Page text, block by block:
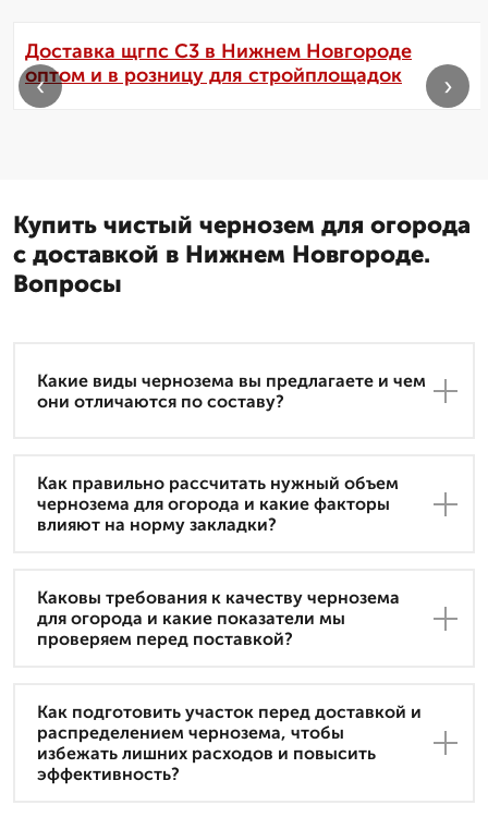
Доставка щгпс С3 в Нижнем Новгороде
оптом и в розницу для стройплощадок
‹ ›
Купить чистый чернозем для огорода
с доставкой в Нижнем Новгороде.
Вопросы
Какие виды чернозема вы предлагаете и чем
они отличаются по составу?
Как правильно рассчитать нужный объем
чернозема для огорода и какие факторы
влияют на норму закладки?
Каковы требования к качеству чернозема
для огорода и какие показатели мы
проверяем перед поставкой?
Как подготовить участок перед доставкой и
распределением чернозема, чтобы
избежать лишних расходов и повысить
эффективность?